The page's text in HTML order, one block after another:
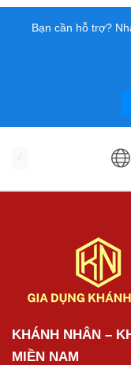
Bạn cần hỗ trợ?
KHÁNH NHÂN –
MIỀN NAM